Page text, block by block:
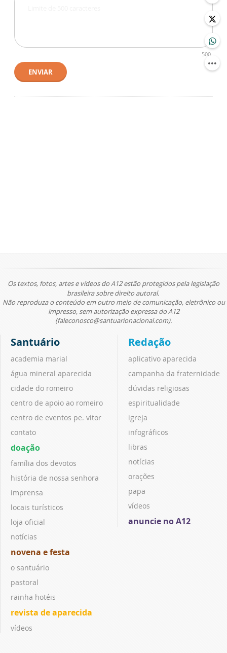
500
ENVIAR
Os textos, fotos, artes e vídeos do A12 estão protegidos pela legislação
brasileira sobre direito autoral.
Não reproduza o conteúdo em outro meio de comunicação, eletrônico ou
impresso, sem autorização expressa do A12
(faleconosco@santuarionacional.com).
Santuário
academia marial
água mineral aparecida
cidade do romeiro
centro de apoio ao romeiro
centro de eventos pe. vitor
contato
doação
família dos devotos
história de nossa senhora
imprensa
locais turísticos
loja oficial
notícias
novena e festa
o santuário
pastoral
rainha hotéis
revista de aparecida
vídeos
Redação
aplicativo aparecida
campanha da fraternidade
dúvidas religiosas
espiritualidade
igreja
infográficos
libras
notícias
orações
papa
vídeos
anuncie no A12